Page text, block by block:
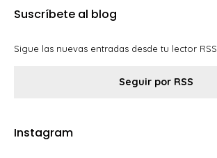
Suscríbete al blog
Sigue las nuevas entradas desde tu lector RSS.
Seguir por RSS
Instagram